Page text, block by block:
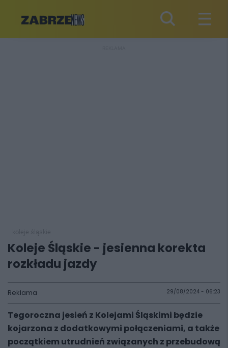
Koleje Śląskie - jesienna korekta
rozkładu jazdy
Reklama 29/08/2024 - 06:23
Tegoroczna jesień z Kolejami Śląskimi będzie
kojarzona z dodatkowymi połączeniami, a także
początkiem utrudnień związanych z przebudową